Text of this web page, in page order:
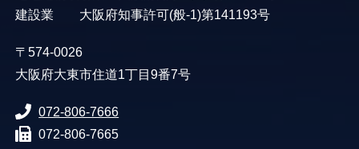
建設業 大阪府知事許可(般-1)第141193号
〒574-0026
大阪府大東市住道1丁目9番7号
072-806-7666
072-806-7665